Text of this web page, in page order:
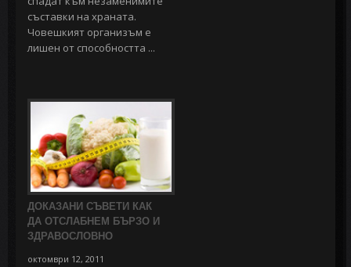
съставки на храната.
Човешкият организъм е
лишен от способността ...
ДОКАЗАНИ СЪВЕТИ КАК
ДА ОТСЛАБНЕМ БЪРЗО И
ЗДРАВОСЛОВНО
октомври 12, 2011